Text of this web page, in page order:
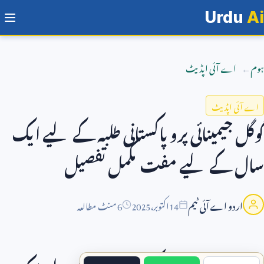
Urdu Ai
ہوم اے آئی اپڈیٹ
اے آئی اپڈیٹ
گوگل جیمینائی پرو پاکستانی طلبہ کے لیے ایک
سال کے لیے مفت مکمل تفصیل
اردو اے آئی ٹیم 14اکتوبر،2025 6 منٹ مطالعہ